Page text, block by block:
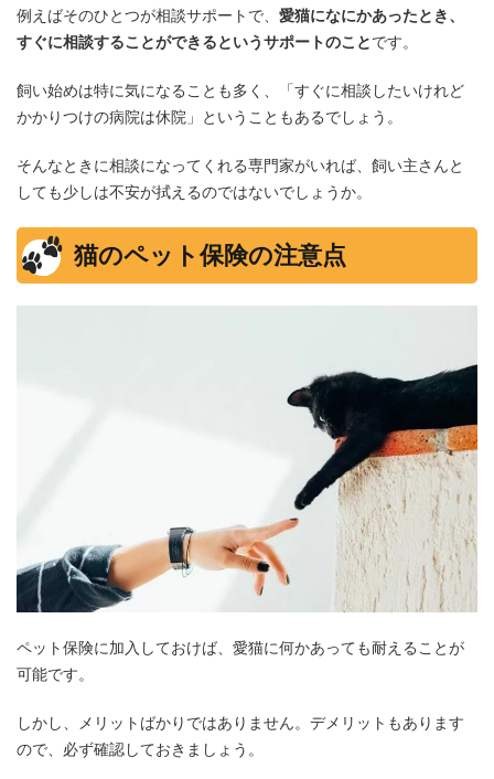
例えばそのひとつが相談サポートで、 愛猫になにかあったとき、
すぐに相談することができるというサポートのことです。
飼い始めは特に気になることも多く、「すぐに相談したいけれど
かかりつけの病院は休院」ということもあるでしょう。
そんなときに相談になってくれる専門家がいれば、飼い主さんと
しても少しは不安が拭えるのではないでしょうか。
猫のペット保険の注意点
ペット保険に加入しておけば、愛猫に何かあっても耐えることが
可能です。
しかし、メリットばかりではありません。デメリットもあります
ので、必ず確認しておきましょう。